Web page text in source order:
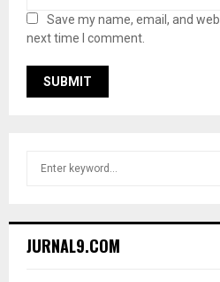
Save my name, email, and
next time I comment.
h
JURNAL9.COM